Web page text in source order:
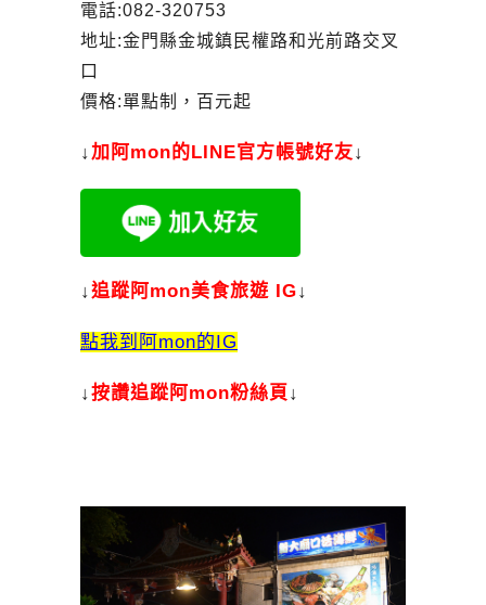
電話:082-320753
地址:金門縣金城鎮民權路和光前路交叉
口
價格:單點制，百元起
↓加 阿mon的LINE官方帳號好友↓
↓追蹤阿mon美食旅遊 IG↓
點我到阿mon的IG
↓按讚追蹤阿mon粉絲頁 ↓